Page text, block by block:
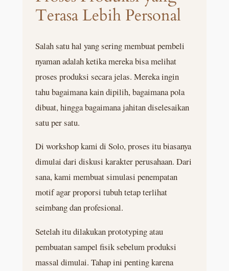
Terasa Lebih Personal
Salah satu hal yang sering membuat pembeli
nyaman adalah ketika mereka bisa melihat
proses produksi secara jelas. Mereka ingin
tahu bagaimana kain dipilih, bagaimana pola
dibuat, hingga bagaimana jahitan diselesaikan
satu per satu.
Di workshop kami di Solo, proses itu biasanya
dimulai dari diskusi karakter perusahaan. Dari
sana, kami membuat simulasi penempatan
motif agar proporsi tubuh tetap terlihat
seimbang dan profesional.
Setelah itu dilakukan prototyping atau
pembuatan sampel fisik sebelum produksi
massal dimulai. Tahap ini penting karena